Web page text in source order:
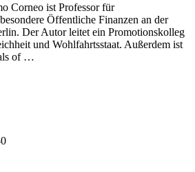
Corneo ist Professor für
Öffentliche Finanzen an der
Der Autor leitet ein Promotionskolleg
und Wohlfahrtsstaat. Außerdem ist
of …